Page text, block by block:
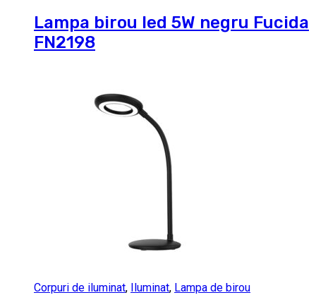
Lampa birou led 5W negru Fucida
FN2198
Corpuri de iluminat, Iluminat, Lampa de birou